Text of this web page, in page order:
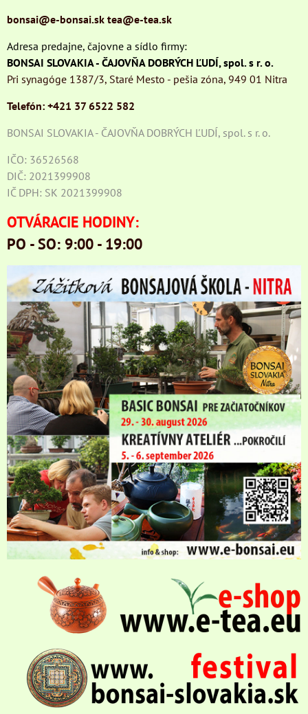
bonsai@e-bonsai.sk tea@e-tea.sk
Adresa predajne, čajovne a sídlo firmy:
BONSAI SLOVAKIA - ČAJOVŇA DOBRÝCH ĽUDÍ, spol. s r. o.
Pri synagóge 1387/3, Staré Mesto - pešia zóna, 949 01 Nitra
Telefón: +421 37 6522 582
BONSAI SLOVAKIA - ČAJOVŇA DOBRÝCH ĽUDÍ, spol. s r. o.
IČO: 36526568
DIČ: 2021399908
IČ DPH: SK 2021399908
OTVÁRACIE HODINY:
PO - SO: 9:00 - 19:00